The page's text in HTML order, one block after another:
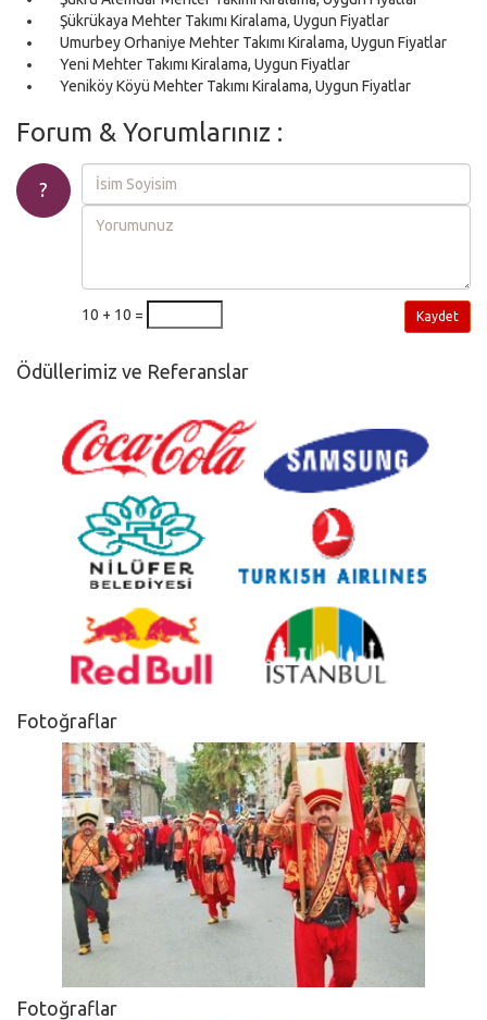
Şükrükaya Mehter Takımı Kiralama, Uygun Fiyatlar
Umurbey Orhaniye Mehter Takımı Kiralama, Uygun Fiyatlar
Yeni Mehter Takımı Kiralama, Uygun Fiyatlar
Yeniköy Köyü Mehter Takımı Kiralama, Uygun Fiyatlar
Forum & Yorumlarınız :
?
10 + 10 = Kaydet
Ödüllerimiz ve Referanslar
Fotoğraflar
Fotoğraflar